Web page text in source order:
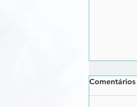
Comentários